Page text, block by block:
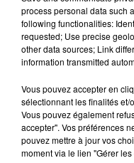
Plein tarif :
Prévente :
FIL ACTUS
12h06
Metz : une distribution de
5 août 2026
process personal data such
following functionalities:
requested; Use precise
other data sources; Link
information transmitted
Vous pouvez accepter en
sélectionnant les finalités et/
Vous pouvez également
accepter". Vos préférences
pouvez mettre à jour vos
moment via le lien "Gérer